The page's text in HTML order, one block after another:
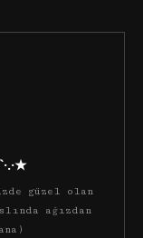
güzel olan
ağızdan